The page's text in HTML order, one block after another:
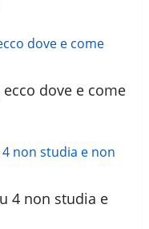
dove e come
4 non studia e